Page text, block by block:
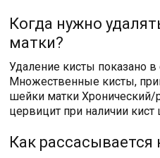
Когда нужно
матки?
Удаление кисты показано
Множественные кисты,
шейки матки
цервицит при наличии
Как рассасывается